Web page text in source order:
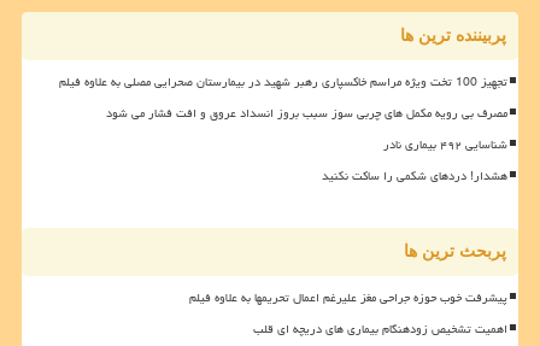
پربیننده ترین ها
تجهیز 100 تخت ویژه مراسم خاکسپاری رهبر شهید در بیمارستان صحرایی مصلی به علاوه فیلم
مصرف بی رویه مکمل های چربی سوز سبب بروز انسداد عروق و افت فشار می شود
شناسایی ۴۹۲ بیماری نادر
هشدار! دردهای شکمی را ساکت نکنید
پربحث ترین ها
پیشرفت خوب حوزه جراحی مغز علیرغم اعمال تحریمها به علاوه فیلم
اهمیت تشخیص زودهنگام بیماری های دریچه ای قلب